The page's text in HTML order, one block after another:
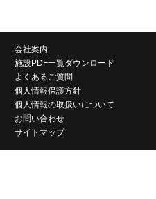
会社案内
施設PDF一覧ダウンロード
よくあるご質問
個人情報保護方針
個人情報の取扱いについて
お問い合わせ
サイトマップ